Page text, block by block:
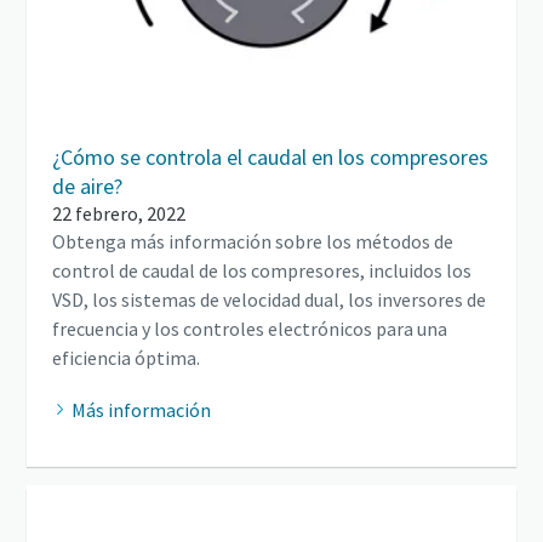
¿Cómo se controla el caudal en los compresores
de aire?
22 febrero, 2022
Obtenga más información sobre los métodos de
control de caudal de los compresores, incluidos los
VSD, los sistemas de velocidad dual, los inversores de
frecuencia y los controles electrónicos para una
eficiencia óptima.
Más información